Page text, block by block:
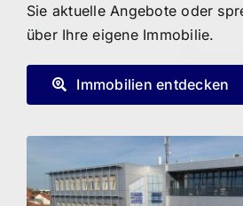
Sie aktuelle Angebote oder
über Ihre eigene Immobilie.
Immobilien entdecken